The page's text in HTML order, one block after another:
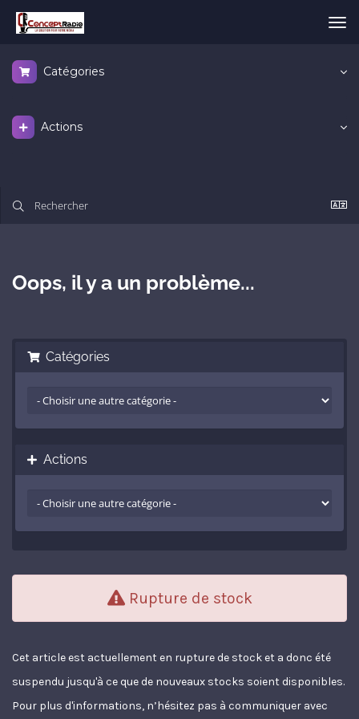
Catégories
Actions
Oops, il y a un problème...
Catégories
Actions
Rupture de stock
Cet article est actuellement en rupture de stock et a donc été
suspendu jusqu'à ce que de nouveaux stocks soient disponibles.
Pour plus d'informations, n’hésitez pas à communiquer avec